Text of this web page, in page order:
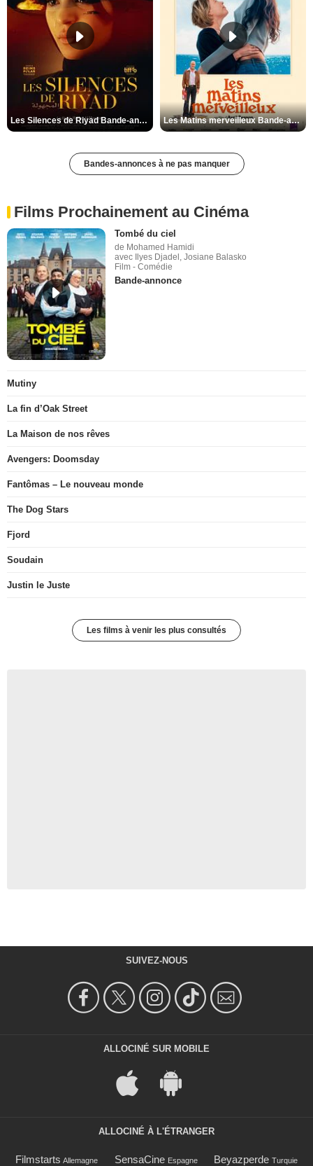
Les Silences de Riyad Bande-annonce VO STFR Les Matins merveilleux Bande-annonce VF
Bandes-annonces à ne pas manquer
Films Prochainement au Cinéma
Tombé du ciel
de Mohamed Hamidi
avec Ilyes Djadel, Josiane Balasko
Film - Comédie
Bande-annonce
Mutiny
La fin d’Oak Street
La Maison de nos rêves
Avengers: Doomsday
Fantômas – Le nouveau monde
The Dog Stars
Fjord
Soudain
Justin le Juste
Les films à venir les plus consultés
SUIVEZ-NOUS
ALLOCINÉ SUR MOBILE
ALLOCINÉ À L'ÉTRANGER
Filmstarts Allemagne SensaCine Espagne Beyazperde Turquie